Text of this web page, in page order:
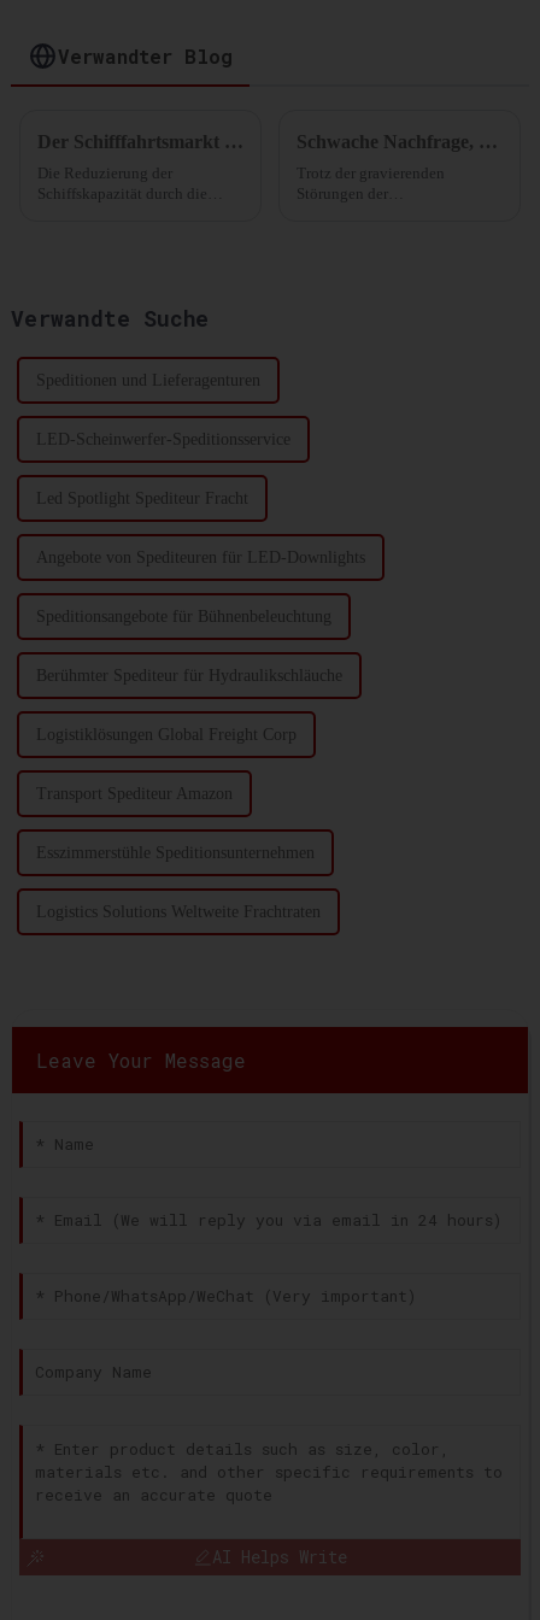
Verwandter Blog
Der Schifffahrtsmarkt erlebt auf vielen Routen Platzmangel!
Die Reduzierung der
Schiffskapazität durch die
Linienreedereien ...
Schwache Nachfrage, Überangebot an Schiffskapazitäten, die Schifffahrt im Roten Meer steht unter Druck.
Trotz der gravierenden
Störungen der
Verwandte Suche
Speditionen und Lieferagenturen
LED-Scheinwerfer-Speditionsservice
Led Spotlight Spediteur Fracht
Angebote von Spediteuren für LED-Downlights
Speditionsangebote für Bühnenbeleuchtung
Berühmter Spediteur für Hydraulikschläuche
Logistiklösungen Global Freight Corp
Transport Spediteur Amazon
Esszimmerstühle Speditionsunternehmen
Logistics Solutions Weltweite Frachtraten
Leave Your Message
AI Helps Write